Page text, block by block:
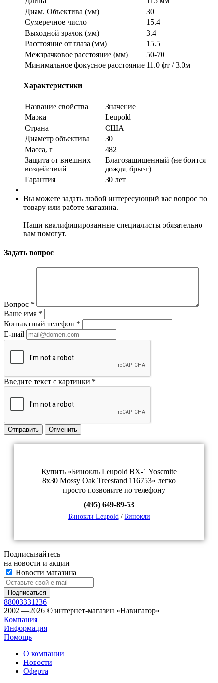
Диам. Объектива (мм)
30
Сумеречное число
15.4
Выходной зрачок (мм)
3.4
Расстояние от глаза (мм)
15.5
Межзрачковое расстояние (мм)
50-70
Минимальное фокусное расстояние 11.0 фт / 3.0м
Характеристики
Название свойства
Значение
Марка
Leupold
Страна
США
Диаметр объектива
30
Масса, г
482
Защита от внешних
воздействий
Влагозащищенный (не боится
дождя, брызг)
Гарантия
30 лет
Вы можете задать любой интересующий вас вопрос по
товару или работе магазина.
Наши квалифицированные специалисты обязательно
вам помогут.
Задать вопрос
Вопрос *
Ваше имя *
Контактный телефон *
E-mail
Введите текст с картинки *
Отправить Отменить
Купить «Бинокль Leupold BX-1 Yosemite
8x30 Mossy Oak Treestand 116753» легко
— просто позвоните по телефону
(495) 649-89-53
Бинокли Leupold/ Бинокли
Подписывайтесь
на новости и акции
Новости магазина
88003331236
2002 —2026 © интернет-магазин «Навигатор»
Компания
Информация
Помощь
О компании
Новости
Оферта